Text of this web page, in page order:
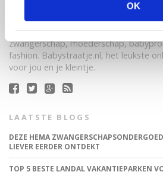
OK
Babystraatje.nl is een uniek platform
jonge moeders. Een online
inspirerende blogs en handige
zwangerschap, moederschap,
fashion. Babystraatje.nl, het leukste
voor jou en je kleintje.
LAATSTE BLOGS
DEZE HEMA
LIEVER EERDER ONTDEKT
TOP 5 BESTE LANDAL VAKANTIEPARKEN